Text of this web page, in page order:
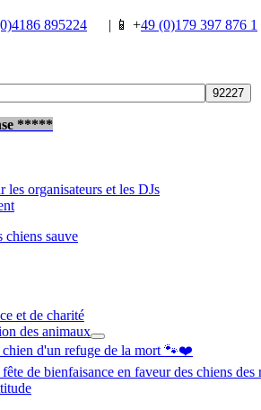
895224 | 📱 +49 (0)179 397 876 1
*****
organisateurs et les DJs
et de charité
des animaux
chien d'un refuge de la mort 🐾❤️
de bienfaisance en faveur des chiens